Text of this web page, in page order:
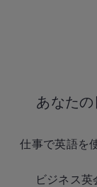
あなた
仕事で英語を
ビジネス英